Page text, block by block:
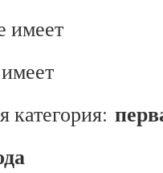
имеет